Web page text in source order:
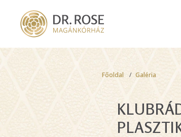
Breadcrumb
Főoldal Galéria